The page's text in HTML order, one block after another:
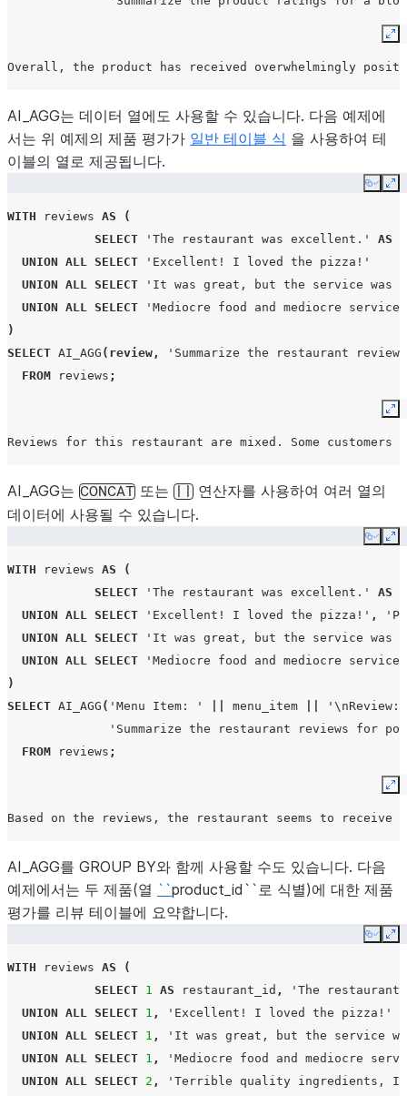
Overall, the product has received overwhelmingly
AI_AGG는 데이터 열에도 사용할 수 있습니다. 다음 예제에
서는 위 예제의 제품 평가가 일반 테이블 식 을 사용하여 테
이블의 열로 제공됩니다.
Copy
WITH reviews AS
(
SELECT
'The restaurant was excellent.' AS
UNION ALL SELECT
'Excellent! I loved the pizza!'
UNION ALL SELECT
'It was great, but the service was
UNION ALL SELECT
'Mediocre food and mediocre service'
)
SELECT AI_AGG ( review ,
'Summarize the restaurant
FROM
reviews ;
Reviews for this restaurant are mixed. Some
AI_AGG는 CONCAT 또는 || 연산자를 사용하여 여러 열의
데이터에 사용될 수 있습니다.
Copy
WITH reviews AS
(
SELECT
'The restaurant was excellent.' AS
UNION ALL SELECT 'Excellent! I loved the pizza!' ,
UNION ALL SELECT
'It was great, but the service was
UNION ALL SELECT
'Mediocre food and mediocre service'
)
SELECT AI_AGG ( 'Menu Item: ' menu_item
'Summarize the restaurant reviews for
FROM
reviews ;
Based on the reviews, the restaurant seems to
AI_AGG를 GROUP BY와 함께 사용할 수도 있습니다. 다음
예제에서는 두 제품(열 ``product_id``로 식별)에 대한 제품
평가를 리뷰 테이블에 요약합니다.
Copy
WITH reviews AS
(
SELECT 1 AS restaurant_id ,
'The
UNION ALL SELECT 1 ,
'Excellent! I loved the pizza!'
UNION ALL SELECT 1 ,
'It was great, but the service
UNION ALL SELECT 1 ,
'Mediocre food and mediocre
UNION ALL SELECT 2 , 'Terrible quality ingredients, I